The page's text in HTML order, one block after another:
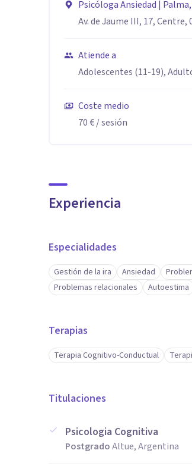
Psicóloga Ansiedad |
Av. de Jaume III, 17,
Atiende a
Adolescentes (11-19),
Coste medio
70 €/ sesión
Experiencia
Especialidades
Gestión de la ira Ansiedad
Problemas relacionales
Autoestima
Terapias
Terapia Cognitivo-Conductual
Titulaciones
Psicologia Cognitiva
PostgradoAltue, Argentina